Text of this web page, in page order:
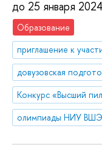
до 25 января
Образование
приглашение к
довузовская
Конкурс «Высший
олимпиады НИУ ВШЭ